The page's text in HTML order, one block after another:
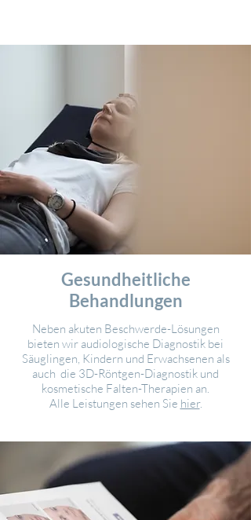
Gesundheitliche
Behandlungen
Neben akuten Beschwerde-Lösungen
bieten wir audiologische Diagnostik bei
Säuglingen, Kindern und Erwachsenen als
auch die 3D-Röntgen-Diagnostik und
kosmetische Falten-Therapien an.
Alle Leistungen sehen Sie hier.